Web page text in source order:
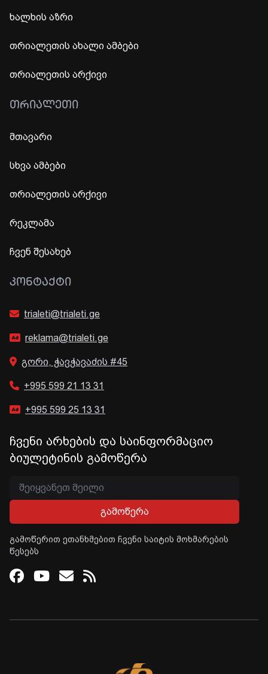
ხალხის აზრი
თრიალეთის ახალი ამბები
თრიალეთის არქივი
ᲗᲠᲘᲐᲚᲔᲗᲘ
მთავარი
სხვა ამბები
თრიალეთის არქივი
რეკლამა
ჩვენ შესახებ
ᲙᲝᲜᲢᲐᲥᲢᲘ
trialeti@trialeti.ge
reklama@trialeti.ge
გორი, ჭავჭავაძის #45
+995 599 21 13 31
+995 599 25 13 31
ჩვენი არხების და საინფორმაციო
ბიულეტინის გამოწერა
გამოწერა
გამოწერით ეთანხმებით ჩვენი საიტის მოხმარების
წესებს
Facebook
Youtube
Email
RSS